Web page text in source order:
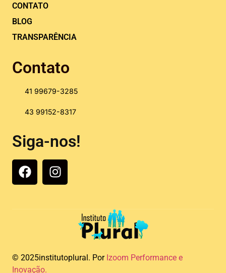
CONTATO
BLOG
TRANSPARÊNCIA
Contato
41 99679-3285
43 99152-8317
Siga-nos!
© 2025institutoplural. Por Izoom Performance e
Inovação.